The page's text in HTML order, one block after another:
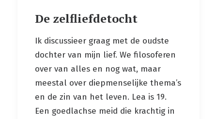
De zelfliefdetocht
Ik discussieer graag met de oudste
dochter van mijn lief. We filosoferen
over van alles en nog wat, maar
meestal over diepmenselijke thema’s
en de zin van het leven. Lea is 19.
Een goedlachse meid die krachtig in